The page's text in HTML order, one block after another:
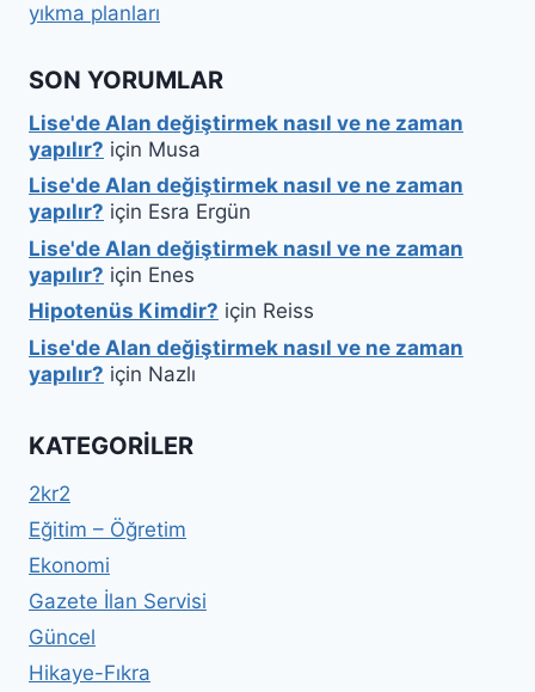
yıkma planları
SON YORUMLAR
Lise'de Alan değiştirmek nasıl ve ne zaman
yapılır? için Musa
Lise'de Alan değiştirmek nasıl ve ne zaman
yapılır? için Esra Ergün
Lise'de Alan değiştirmek nasıl ve ne zaman
yapılır? için Enes
Hipotenüs Kimdir? için Reiss
Lise'de Alan değiştirmek nasıl ve ne zaman
yapılır? için Nazlı
KATEGORILER
2kr2
Eğitim – Öğretim
Ekonomi
Gazete İlan Servisi
Güncel
Hikaye-Fıkra